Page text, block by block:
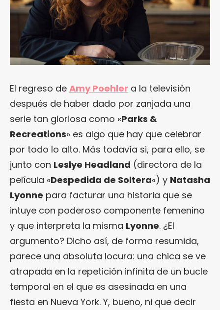
El regreso de Amy Poehler a la televisión
después de haber dado por zanjada una
serie tan gloriosa como «Parks &
Recreations» es algo que hay que celebrar
por todo lo alto. Más todavía si, para ello, se
junto con Leslye Headland (directora de la
película «Despedida de Soltera«) y Natasha
Lyonne para facturar una historia que se
intuye con poderoso componente femenino
y que interpreta la misma Lyonne. ¿El
argumento? Dicho así, de forma resumida,
parece una absoluta locura: una chica se ve
atrapada en la repetición infinita de un bucle
temporal en el que es asesinada en una
fiesta en Nueva York. Y, bueno, ni que decir